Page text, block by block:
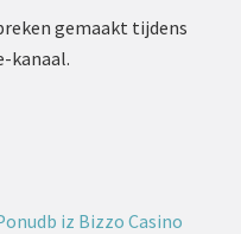
gemaakt tijdens
kanaal.
iz Bizzo Casino